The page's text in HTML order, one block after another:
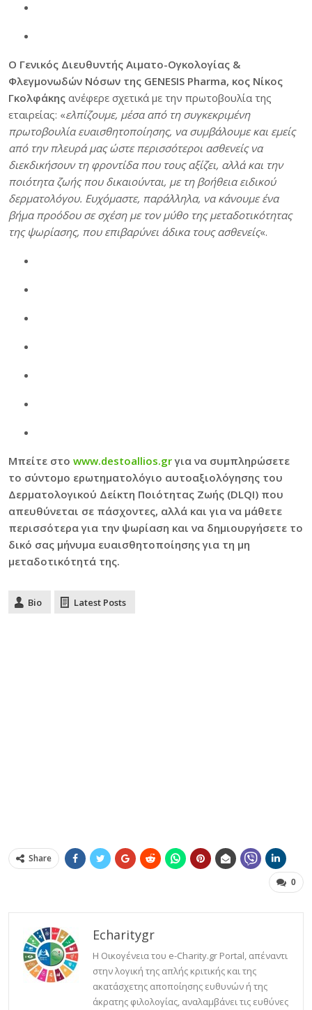
Ο Γενικός Διευθυντής Αιματο-Oγκολογίας &
Φλεγμονωδών Νόσων της GENESIS Pharma, κος Νίκος
Γκολφάκης ανέφερε σχετικά με την πρωτοβουλία της
εταιρείας: «ελπίζουμε, μέσα από τη συγκεκριμένη
πρωτοβουλία ευαισθητοποίησης, να συμβάλουμε και εμείς
από την πλευρά μας ώστε περισσότεροι ασθενείς να
διεκδικήσουν τη φροντίδα που τους αξίζει, αλλά και την
ποιότητα ζωής που δικαιούνται, με τη βοήθεια ειδικού
δερματολόγου. Ευχόμαστε, παράλληλα, να κάνουμε ένα
βήμα προόδου σε σχέση με τον μύθο της μεταδοτικότητας
της ψωρίασης, που επιβαρύνει άδικα τους ασθενείς«.
Μπείτε στο www.destoallios.grγια να συμπληρώσετε
το σύντομο ερωτηματολόγιο αυτοαξιολόγησης του
Δερματολογικού Δείκτη Ποιότητας Ζωής (DLQI) που
απευθύνεται σε πάσχοντες, αλλά και για να μάθετε
περισσότερα για την ψωρίαση και να δημιουργήσετε το
δικό σας μήνυμα ευαισθητοποίησης για τη μη
μεταδοτικότητά της.
Bio Latest Posts
Share
0
Echaritygr
Η Οικογένεια του e-Charity.gr Portal, απέναντι
στην λογική της απλής κριτικής και της
ακατάσχετης αποποίησης ευθυνών ή της
άκρατης φιλολογίας, αναλαμβάνει τις ευθύνες